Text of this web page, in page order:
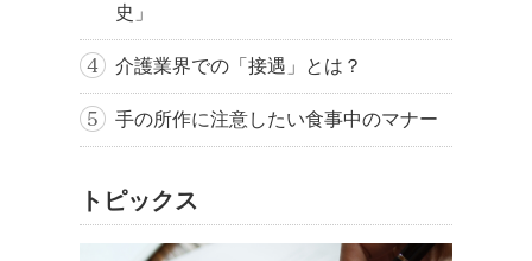
史」
介護業界での「接遇」とは？
手の所作に注意したい食事中のマナー
トピックス